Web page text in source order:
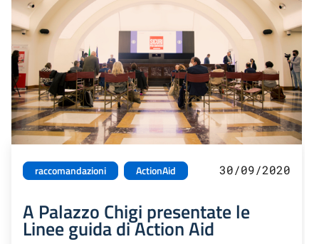
raccomandazioni ActionAid 30/09/2020
A Palazzo Chigi presentate le
Linee guida di Action Aid